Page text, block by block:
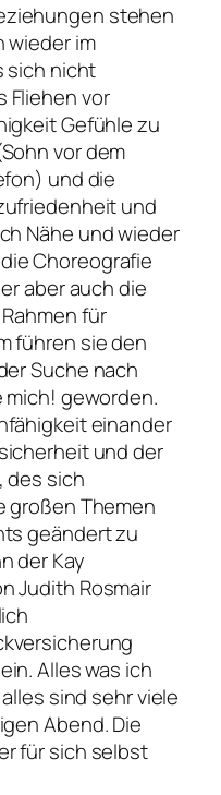
stehen
wieder im
sich nicht
Fliehen vor
Gefühle zu
vor dem
und die
und
Nähe und wieder
Choreografie
aber auch die
für
führen sie den
Suche nach
geworden.
einander
und der
des sich
großen Themen
geändert zu
der Kay
Judith Rosmair
Alles was ich
sind sehr viele
Abend. Die
für sich selbst